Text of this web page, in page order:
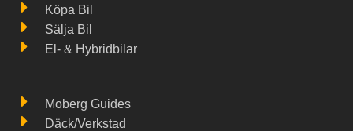
Köpa Bil
Sälja Bil
El- & Hybridbilar
Moberg Guides
Däck/Verkstad